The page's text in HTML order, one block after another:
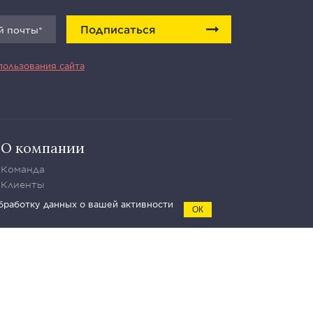
данных о вашей активности
ОК
Подписаться
сайта
О компании
Команда
Клиенты
Пресса
Мероприятия